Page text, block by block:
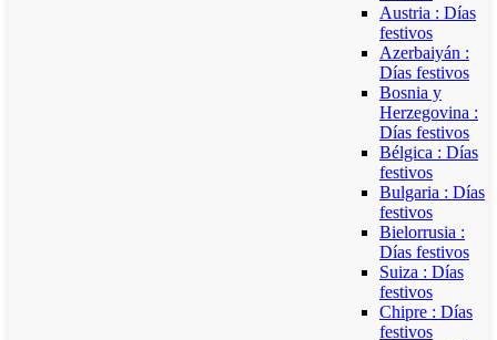
Austria : Días
festivos
Azerbaiyán :
Días festivos
Bosnia y
Herzegovina :
Días festivos
Bélgica : Días
festivos
Bulgaria : Días
festivos
Bielorrusia :
Días festivos
Suiza : Días
festivos
Chipre : Días
festivos